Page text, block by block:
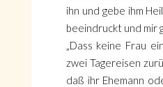
ihn und gebe ihm
beeindruckt und mir
„Dass keine Frau
zwei Tagereisen
daß ihr Ehemann